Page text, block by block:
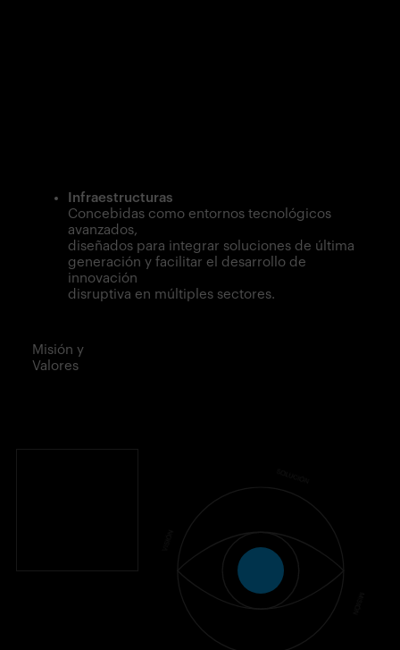
Infraestructuras
Concebidas como entornos tecnológicos
avanzados,
diseñados para integrar soluciones de última
generación y facilitar el desarrollo de
innovación
disruptiva en múltiples sectores.
Misión y
Valores